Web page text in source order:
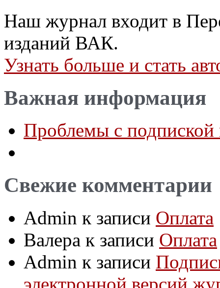
Наш журнал входит в
изданий ВАК.
Узнать больше и стать
Важная информация
Проблемы с
Свежие комментарии
Admin к записи Оплата
Валера к записи Оплата
Admin к записи